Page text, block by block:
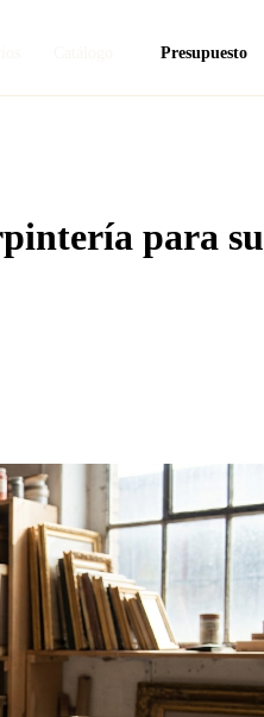
Presupuesto
para su